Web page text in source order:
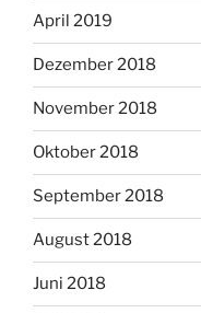
April 2019
Dezember 2018
November 2018
Oktober 2018
September 2018
August 2018
Juni 2018